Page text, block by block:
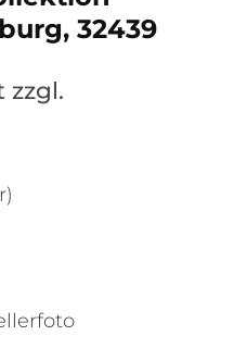
32439
zzgl.